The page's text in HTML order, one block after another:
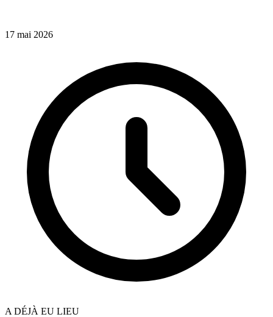
17 mai 2026
A DÉJÀ EU LIEU